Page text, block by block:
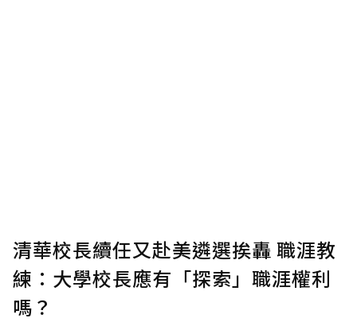
清華校長續任又赴美遴選挨轟 職涯教
練：大學校長應有「探索」職涯權利
嗎？